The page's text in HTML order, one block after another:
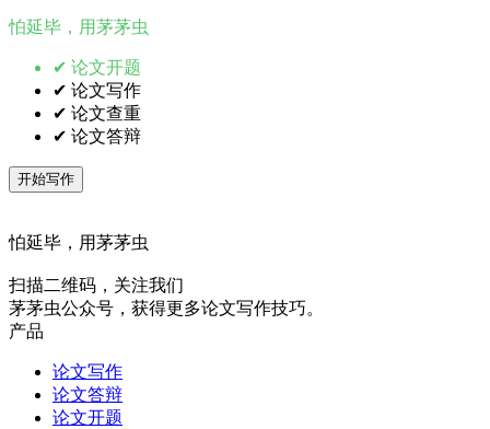
怕延毕，用茅茅虫
✔ 论文开题
✔ 论文写作
✔ 论文查重
✔ 论文答辩
开始写作
怕延毕，用茅茅虫
扫描二维码，关注我们
茅茅虫公众号，获得更多论文写作技巧。
产品
论文写作
论文答辩
论文开题